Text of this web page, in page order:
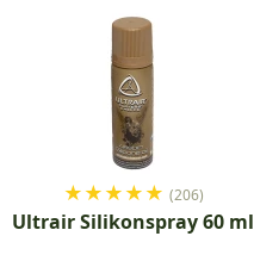
★★★★★ (206)
Ultrair Silikonspray 60 ml